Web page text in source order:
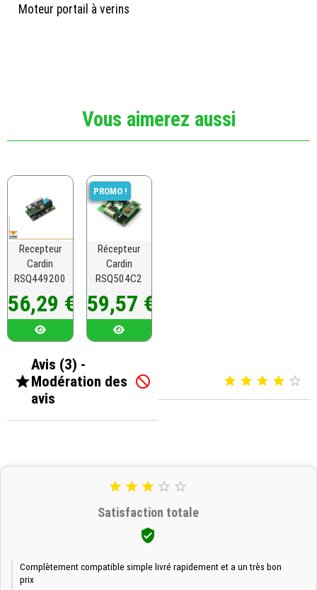
Moteur portail à verins
Vous aimerez aussi
Recepteur
Cardin
RSQ449200
Prix
56,29 €
Récepteur
Cardin
RSQ504C2
PROMO !
Prix
59,57 €

Avis (3) -
Modération des
avis
     
    
Satisfaction totale

Complètement compatible simple livré rapidement et a un très bon
prix